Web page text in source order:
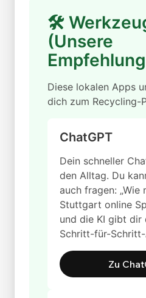
🛠
(Unsere
Diese lokalen Apps
dich zum Recycling-
ChatGPT
Dein schneller
den Alltag. Du
auch fragen: „Wie
Stuttgart online
und die KI gibt dir
Schritt-für-
Zu